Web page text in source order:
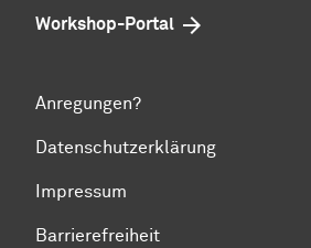
Workshop-Portal
Anregungen?
Datenschutzerklärung
Impressum
Barrierefreiheit